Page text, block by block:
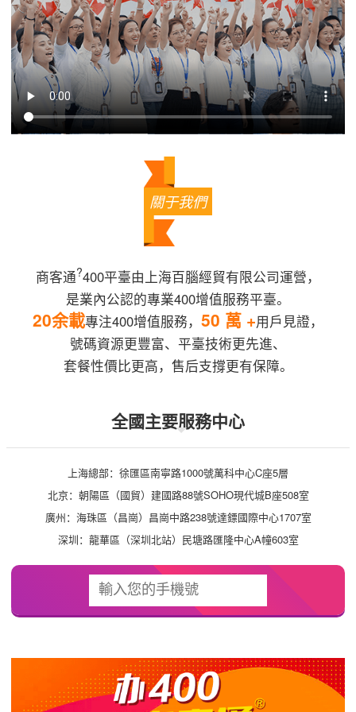
關于我們
商客通?400平臺由上海百腦經貿有限公司運營，
是業內公認的專業400增值服務平臺。
20余載專注400增值服務， 50 萬 +用戶見證，
號碼資源更豐富、平臺技術更先進、
套餐性價比更高，售后支撐更有保障。
全國主要服務中心
上海總部：徐匯區南寧路1000號萬科中心C座5層
北京：朝陽區（國貿）建國路88號SOHO現代城B座508室
廣州：海珠區（昌崗）昌崗中路238號達鏢國際中心1707室
深圳：龍華區（深圳北站）民塘路匯隆中心A幢603室